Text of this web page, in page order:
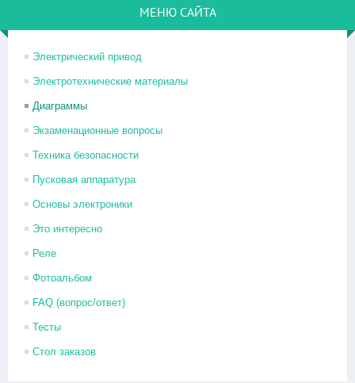
МЕНЮ САЙТА
Электрический привод
Электротехнические материалы
Диаграммы
Экзаменационные вопросы
Техника безопасности
Пусковая аппаратура
Основы электроники
Это интересно
Реле
Фотоальбом
FAQ (вопрос/ответ)
Тесты
Стол заказов